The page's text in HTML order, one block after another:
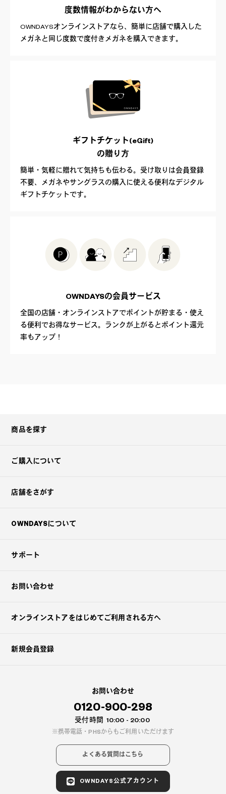
度数情報がわからない方へ
OWNDAYSオンラインストアなら、簡単に店舗で購入した
メガネと同じ度数で度付きメガネを購入できます。
ギフトチケット(eGift)
の贈り方
簡単・気軽に贈れて気持ちも伝わる。受け取りは会員登録
不要、メガネやサングラスの購入に使える便利なデジタル
ギフトチケットです。
OWNDAYSの会員サービス
全国の店舗・オンラインストアでポイントが貯まる・使え
る便利でお得なサービス。ランクが上がるとポイント還元
率もアップ！
商品を探す
ご購入について
店舗をさがす
OWNDAYSについて
サポート
お問い合わせ
オンラインストアをはじめてご利用される方へ
新規会員登録
お問い合わせ
0120-900-298
受付時間 10:00 - 20:00
携帯電話・PHSからもご利用いただけます
よくある質問はこちら
OWNDAYS公式アカウント